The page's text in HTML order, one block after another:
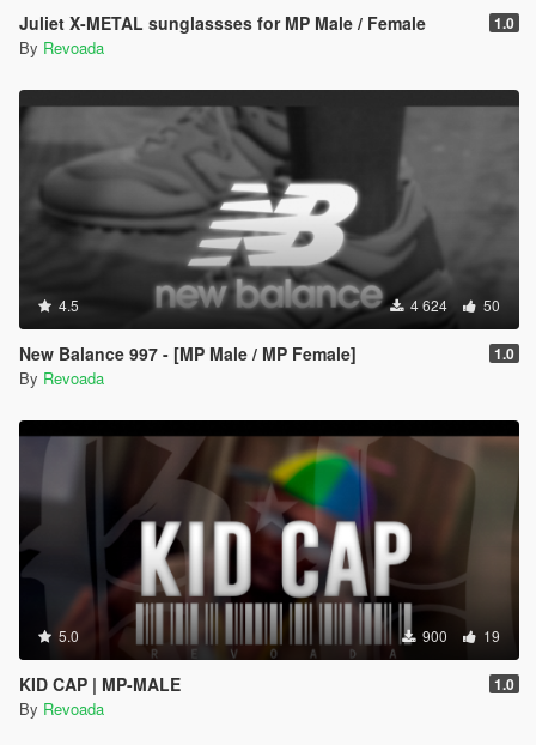
Juliet X-METAL sunglassses for MP Male / Female 1.0
By Revoada
4.5 4 624 50
New Balance 997 - [MP Male / MP Female] 1.0
By Revoada
5.0 900 19
KID CAP | MP-MALE 1.0
By Revoada